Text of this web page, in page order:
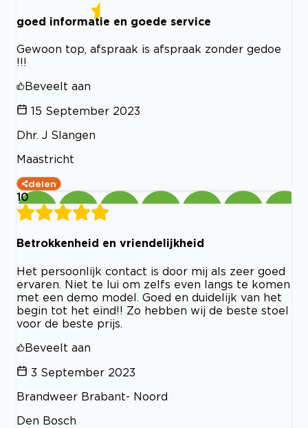
goed informatie en goede service
Gewoon top, afspraak is afspraak zonder gedoe
!!!
Beveelt aan
15 September 2023
Dhr. J Slangen
Maastricht
delen
10
Betrokkenheid en vriendelijkheid
Het persoonlijk contact is door mij als zeer goed
ervaren. Niet te lui om zelfs even langs te komen
met een demo model. Goed en duidelijk van het
begin tot het eind!! Zo hebben wij de beste stoel
voor de beste prijs.
Beveelt aan
3 September 2023
Brandweer Brabant- Noord
Den Bosch